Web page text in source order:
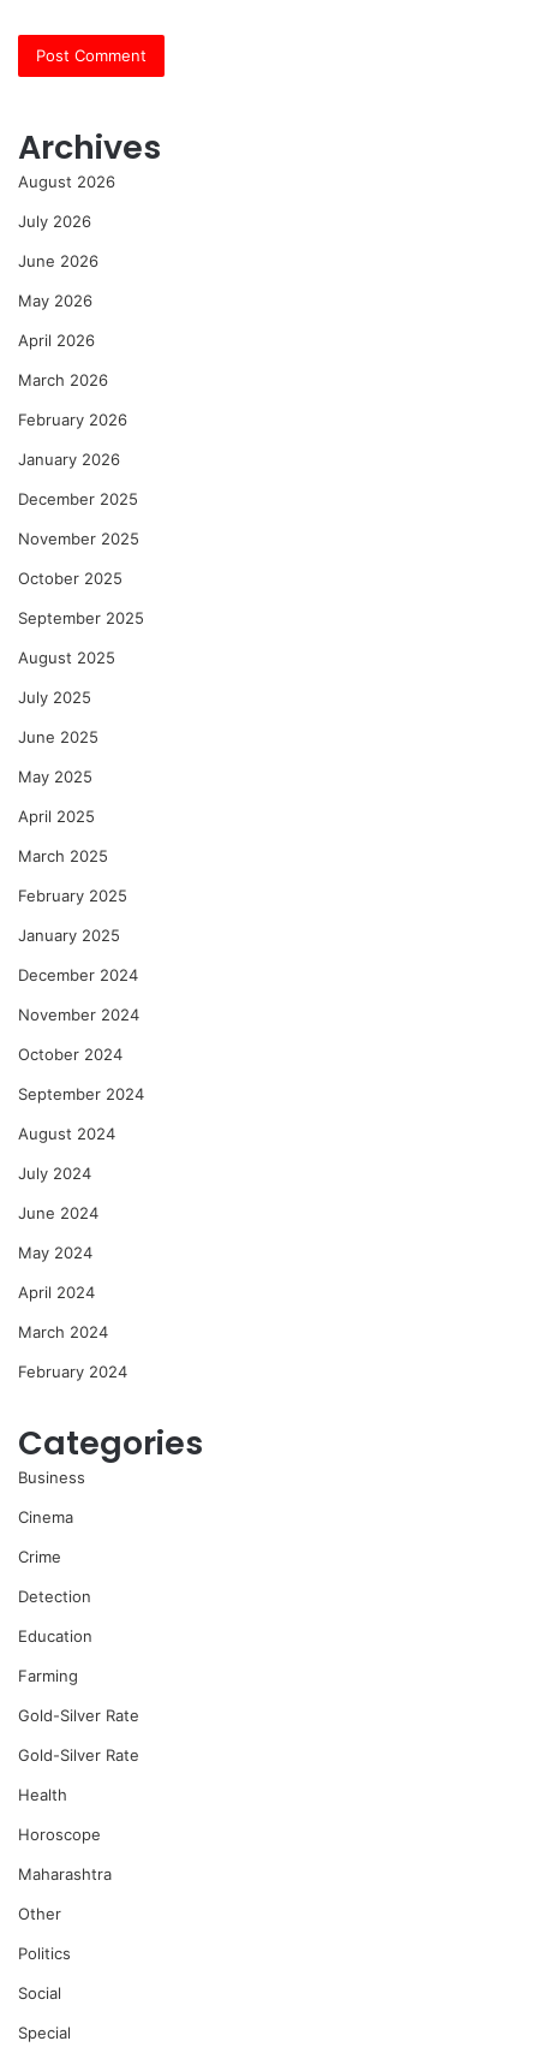
Archives
August 2026
July 2026
June 2026
May 2026
April 2026
March 2026
February 2026
January 2026
December 2025
November 2025
October 2025
September 2025
August 2025
July 2025
June 2025
May 2025
April 2025
March 2025
February 2025
January 2025
December 2024
November 2024
October 2024
September 2024
August 2024
July 2024
June 2024
May 2024
April 2024
March 2024
February 2024
Categories
Business
Cinema
Crime
Detection
Education
Farming
Gold-Silver Rate
Gold-Silver Rate
Health
Horoscope
Maharashtra
Other
Politics
Social
Special